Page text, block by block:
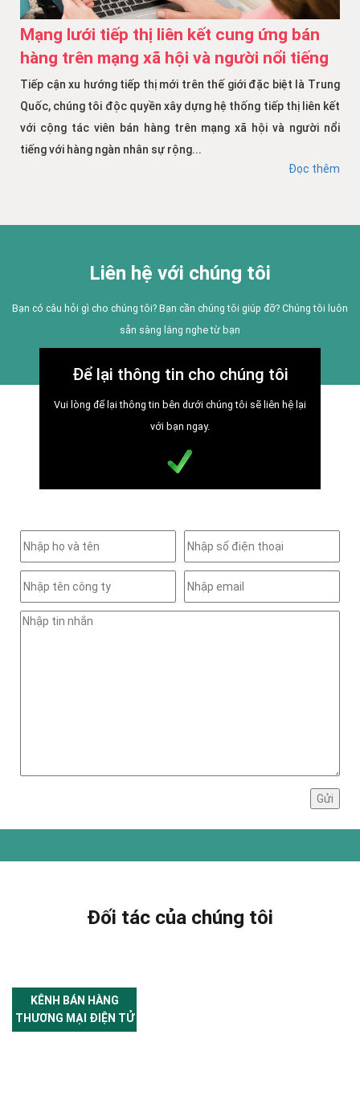
Mạng lưới tiếp thị liên kết cung ứng bán
hàng trên mạng xã hội và người nổi tiếng
Tiếp cận xu hướng tiếp thị mới trên thế giới đặc biệt là Trung
Quốc, chúng tôi độc quyền xây dựng hệ thống tiếp thị liên kết
với cộng tác viên bán hàng trên mạng xã hội và người nổi
tiếng với hàng ngàn nhân sự rộng...
Đọc thêm
Liên hệ với chúng tôi
Bạn có câu hỏi gì cho chúng tôi? Bạn cần chúng tôi giúp đỡ? Chúng tôi luôn
sẵn sàng lắng nghe từ bạn
Để lại thông tin cho chúng tôi
Vui lòng để lại thông tin bên dưới chúng tôi sẽ liên hệ lại
với bạn ngay.
Đối tác của chúng tôi
KÊNH BÁN HÀNG
THƯƠNG MẠI ĐIỆN TỬ